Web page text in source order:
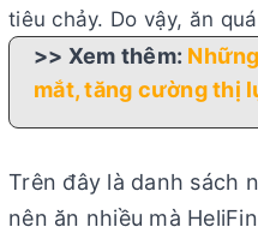
tiêu chảy. Do vậy, ăn
>> Xem thêm:
mắt, tăng cường thị
Trên đây là danh sách
nên ăn nhiều mà